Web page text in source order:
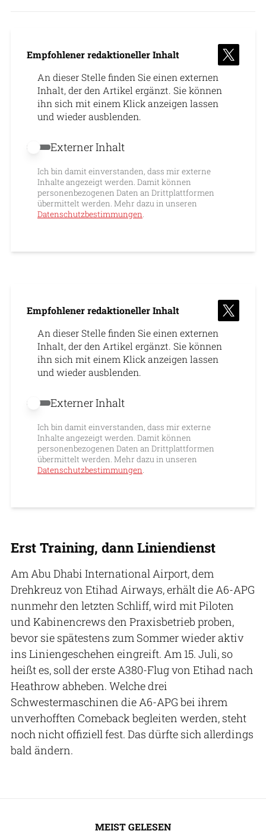
Empfohlener redaktioneller Inhalt
An dieser Stelle finden Sie einen externen
Inhalt, der den Artikel ergänzt. Sie können
ihn sich mit einem Klick anzeigen lassen
und wieder ausblenden.
Externer Inhalt erlauben
Externer Inhalt
Ich bin damit einverstanden, dass mir externe
Inhalte angezeigt werden. Damit können
personenbezogenen Daten an Drittplattformen
übermittelt werden. Mehr dazu in unseren
Datenschutzbestimmungen.
Empfohlener redaktioneller Inhalt
An dieser Stelle finden Sie einen externen
Inhalt, der den Artikel ergänzt. Sie können
ihn sich mit einem Klick anzeigen lassen
und wieder ausblenden.
Externer Inhalt erlauben
Externer Inhalt
Ich bin damit einverstanden, dass mir externe
Inhalte angezeigt werden. Damit können
personenbezogenen Daten an Drittplattformen
übermittelt werden. Mehr dazu in unseren
Datenschutzbestimmungen.
Erst Training, dann Liniendienst
Am Abu Dhabi International Airport, dem
Drehkreuz von Etihad Airways, erhält die A6-APG
nunmehr den letzten Schliff, wird mit Piloten
und Kabinencrews den Praxisbetrieb proben,
bevor sie spätestens zum Sommer wieder aktiv
ins Liniengeschehen eingreift. Am 15. Juli, so
heißt es, soll der erste A380-Flug von Etihad nach
Heathrow abheben. Welche drei
Schwestermaschinen die A6-APG bei ihrem
unverhofften Comeback begleiten werden, steht
noch nicht offiziell fest. Das dürfte sich allerdings
bald ändern.
MEIST GELESEN